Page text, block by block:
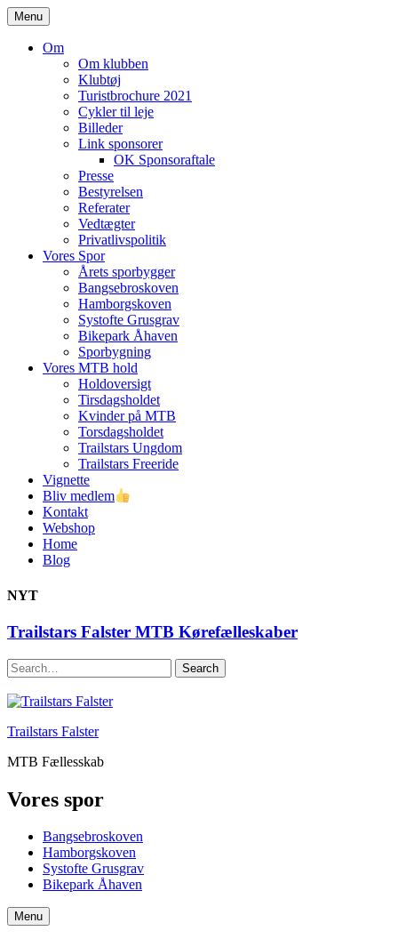
Skip
to
content
Menu
Om
Om klubben
Klubtøj
Turistbrochure 2021
Cykler til leje
Billeder
Link sponsorer
OK Sponsoraftale
Presse
Bestyrelsen
Referater
Vedtægter
Privatlivspolitik
Vores Spor
Årets sporbygger
Bangsebroskoven
Hamborgskoven
Systofte Grusgrav
Bikepark Åhaven
Sporbygning
Vores MTB hold
Holdoversigt
Tirsdagsholdet
Kvinder på MTB
Torsdagsholdet
Trailstars Ungdom
Trailstars Freeride
Vignette
Bliv medlem
Kontakt
Webshop
Home
Blog
NYT
Trailstars Falster MTB Kørefælleskaber
Search
Trailstars Falster
MTB Fællesskab
Vores spor
Bangsebroskoven
Hamborgskoven
Systofte Grusgrav
Bikepark Åhaven
Menu